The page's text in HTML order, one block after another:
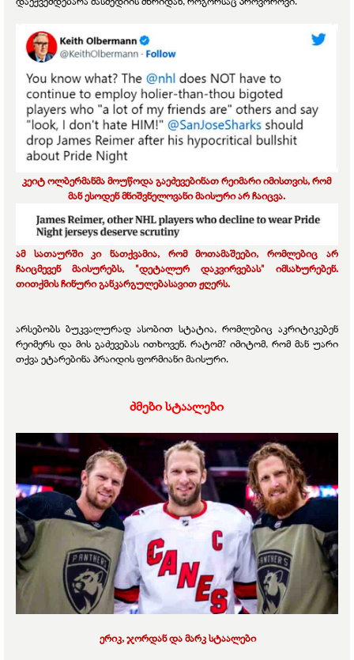
კეიტ ოლბერმანმა მოუწოდა გაეძევებინათ რეიმარი იმისთვის, რომ
მან ესოდენ მნიშვნელოვანი მაისური არ ჩაიცვა.
ამ სათაურში კი ნათქვამია, რომ მოთამაშეები, რომლებიც არ
ჩაიცმევენ მაისურებს, "დეტალურ დაკვირვებას" იმსახურებენ.
თითქმის ჩინური განკარგულებასავით ჟღერს.
არსებობს ბუკვალურად ასობით სტატია, რომლებიც აკრიტიკებენ
რეიმერს და მის გაძევებას ითხოვენ. რატომ? იმიტომ, რომ მან უარი
თქვა ეტარებინა პრაიდის ფორმიანი მაისური.
ძმები სტაალები
ერიკ, ჯორდან და მარკ სტაალები